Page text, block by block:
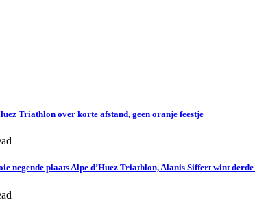
Triathlon over korte afstand, geen oranje feestje
negende plaats Alpe d’Huez Triathlon, Alanis Siffert wint